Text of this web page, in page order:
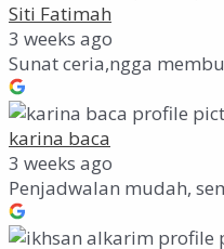
Siti Fatimah
3 weeks ago
Sunat ceria,ngga
karina baca
3 weeks ago
Penjadwalan mudah,